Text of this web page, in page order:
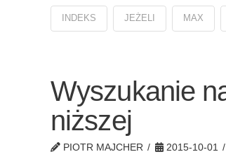
INDEKS JEŻELI MAX
Wyszukanie
niższej
PIOTR MAJCHER 2015-10-01